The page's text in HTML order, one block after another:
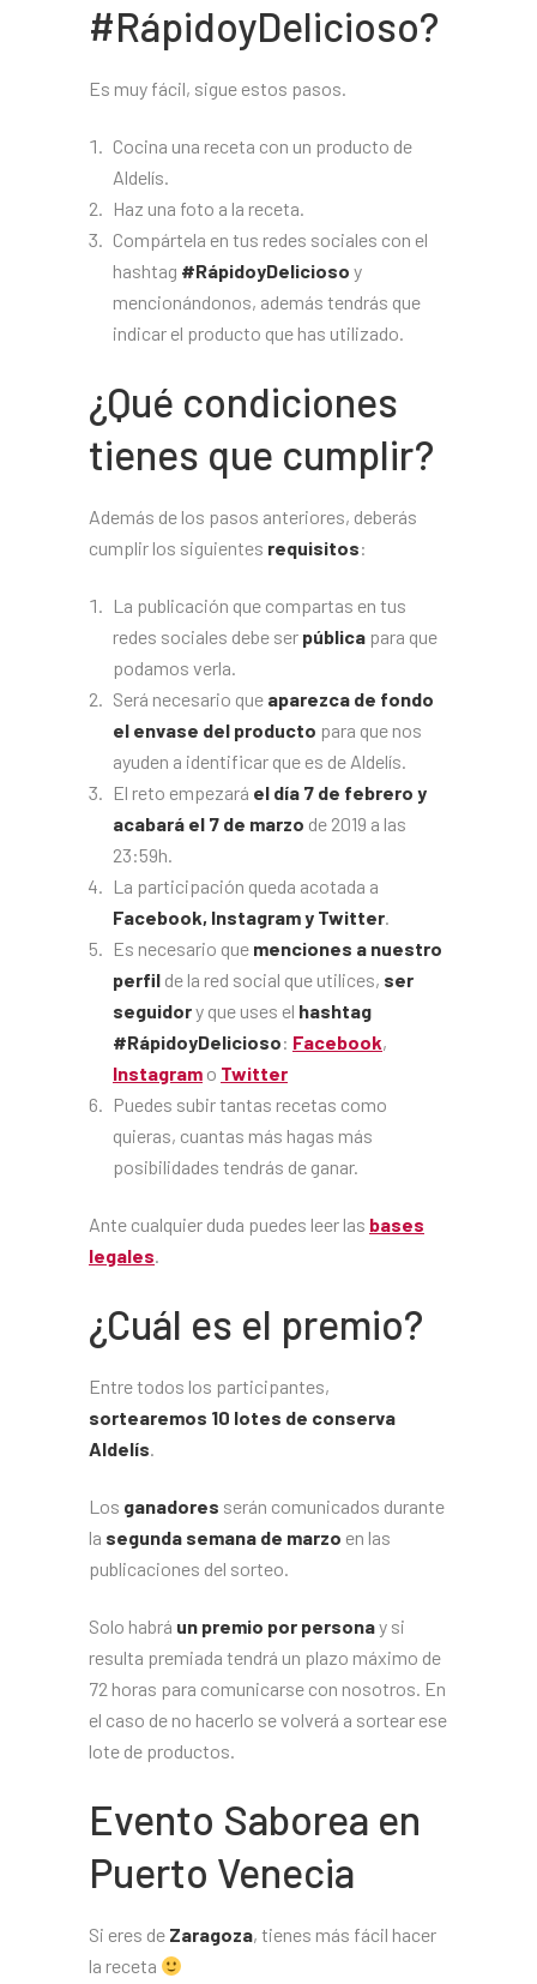
#RápidoyDelicioso?
Es muy fácil, sigue estos pasos.
Cocina una receta con un producto de
Aldelís.
Haz una foto a la receta.
Compártela en tus redes sociales con el
hashtag #RápidoyDelicioso y
mencionándonos, además tendrás que
indicar el producto que has utilizado.
¿Qué condiciones
tienes que cumplir?
Además de los pasos anteriores, deberás
cumplir los siguientes requisitos:
La publicación que compartas en tus
redes sociales debe ser pública para que
podamos verla.
Será necesario que aparezca de fondo
el envase del producto para que nos
ayuden a identificar que es de Aldelís.
El reto empezará el día 7 de febrero y
acabará el 7 de marzo de 2019 a las
23:59h.
La participación queda acotada a
Facebook, Instagram y Twitter.
Es necesario que menciones a nuestro
perfil de la red social que utilices, ser
seguidory que uses el hashtag
#RápidoyDelicioso: Facebook,
Instagram o Twitter
Puedes subir tantas recetas como
quieras, cuantas más hagas más
posibilidades tendrás de ganar.
Ante cualquier duda puedes leer las bases
legales.
¿Cuál es el premio?
Entre todos los participantes,
sortearemos 10 lotes de conserva
Aldelís.
Los ganadores serán comunicados durante
la segunda semana de marzo en las
publicaciones del sorteo.
Solo habrá un premio por personay si
resulta premiada tendrá un plazo máximo de
72 horas para comunicarse con nosotros. En
el caso de no hacerlo se volverá a sortear ese
lote de productos.
Evento Saborea en
Puerto Venecia
Si eres de Zaragoza, tienes más fácil hacer
la receta